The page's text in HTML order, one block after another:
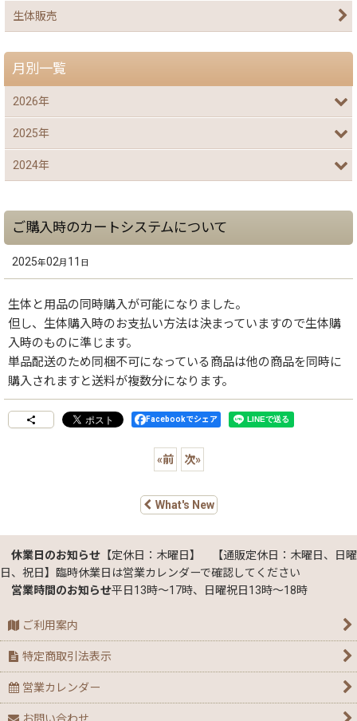
ご購入時のカートシステムについて
2025年02月 11 日
生体と用品の同時購入が可能になりました。
但し、生体購入時のお支払い方法は決まっていますので生体購
入時のものに準じます。
単品配送のため同梱不可になっている商品は他の商品を同時に
購入されますと送料が複数分になります。
Facebookでシェア
«前 次»
What's New
生体販売
月別一覧
2026年
2025年
2024年
休業日のお知らせ 【定休日：木曜日】 【通販定休日：木曜日、日曜
日、祝日】臨時休業日は営業カレンダーで確認してください
営業時間のお知らせ平日13時～17時、日曜祝日13時～18時
ご利用案内
特定商取引法表示
営業カレンダー